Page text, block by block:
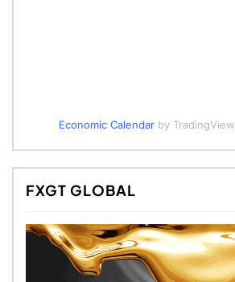
Economic Calendarby TradingView
FXGT GLOBAL